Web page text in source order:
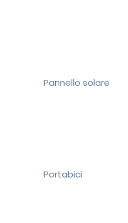
Pannello solare
Portabici